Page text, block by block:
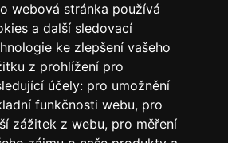
webová stránka používá
a další sledovací
ke zlepšení vašeho
z prohlížení pro
účely: pro umožnění
funkčnosti webu, pro
zážitek z webu, pro měření
údajů
a užitečné rady max. 1x za týden